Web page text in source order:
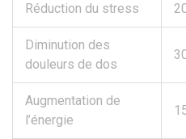
Réduction du stress
Diminution des
douleurs de dos
Augmentation de
l’énergie